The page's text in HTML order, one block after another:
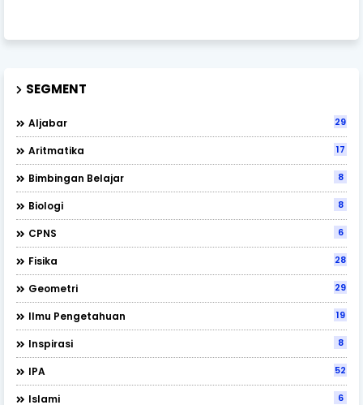
SEGMENT
Aljabar 29
Aritmatika 17
Bimbingan Belajar 8
Biologi 8
CPNS 6
Fisika 28
Geometri 29
Ilmu Pengetahuan 19
Inspirasi 8
IPA 52
Islami 6